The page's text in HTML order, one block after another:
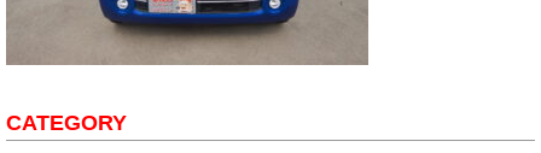
CATEGORY